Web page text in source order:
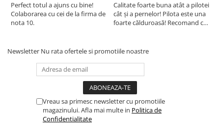
Perfect totul a ajuns cu bine!
Colaborarea cu cei de la firma de
nota 10.
Calitate foarte buna atât a pilotei
cât și a pernelor! Pilota este una
foarte călduroasă! Recomand cu
Newsletter Nu rata ofertele si promotiile noastre
Vreau sa primesc newsletter cu promotiile
magazinului. Afla mai multe in Politica de
Confidentialitate